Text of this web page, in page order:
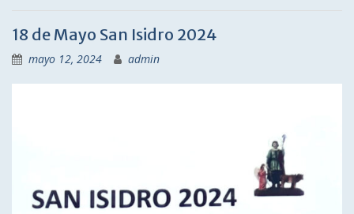
18 de Mayo San Isidro 2024
mayo 12, 2024 admin